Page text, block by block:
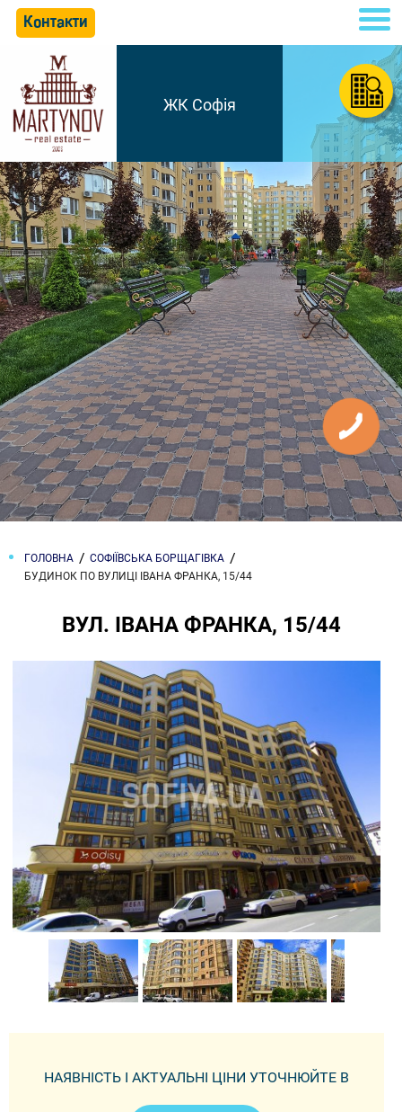
Контакти
ЖК Софія
ГОЛОВНА
СОФІЇВСЬКА БОРЩАГІВКА
БУДИНОК ПО ВУЛИЦІ ІВАНА ФРАНКА, 15/44
ВУЛ. ІВАНА ФРАНКА, 15/44
НАЯВНІСТЬ І АКТУАЛЬНІ ЦІНИ УТОЧНЮЙТЕ В